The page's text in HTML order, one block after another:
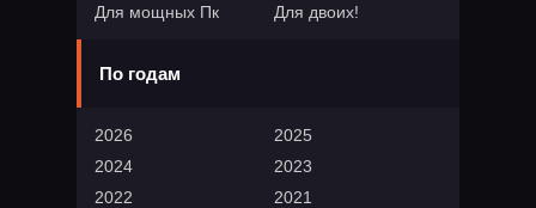
Для мощных Пк
Для двоих!
По годам
2026
2025
2024
2023
2022
2021